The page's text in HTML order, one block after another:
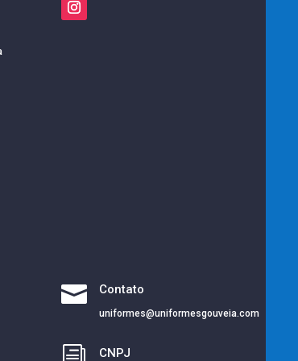
 Contato
uniformes@uniformesgouveia.com
CNPJ